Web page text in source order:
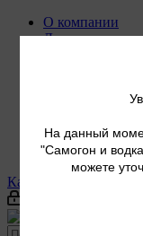
О компании
Доставка
Контакты
...
Калькуляторы